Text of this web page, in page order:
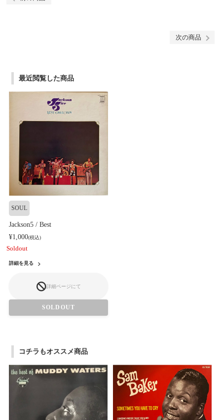
次の商品
最近閲覧した商品
SOUL
Jackson5 / Best
¥1,000(税込)
Soldout
詳細を見る
詳細ページにて
SOLDOUT
コチラもオススメ商品